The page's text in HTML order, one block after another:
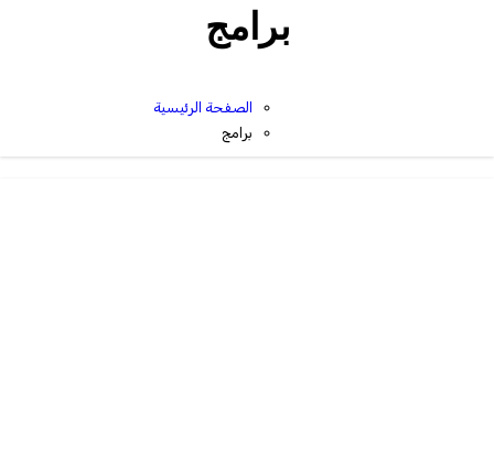
برامج
الصفحة الرئيسية
برامج